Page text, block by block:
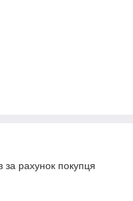
рахунок покупця